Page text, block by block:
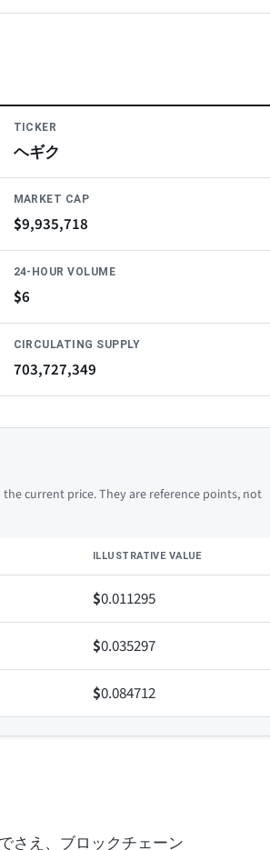
TICKER
ヘギク
MARKET CAP
$9,935,718
24-HOUR VOLUME
$6
CIRCULATING SUPPLY
703,727,349
current price. They are reference points, not
ILLUSTRATIVE VALUE
$0.011295
$0.035297
$0.084712
さえ、ブロックチェーン